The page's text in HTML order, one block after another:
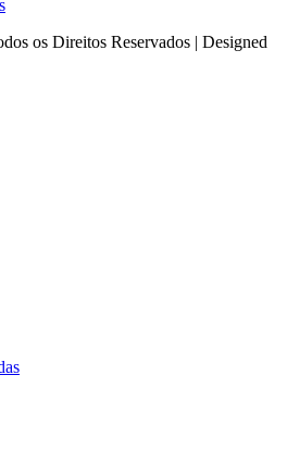
os Direitos Reservados | Designed